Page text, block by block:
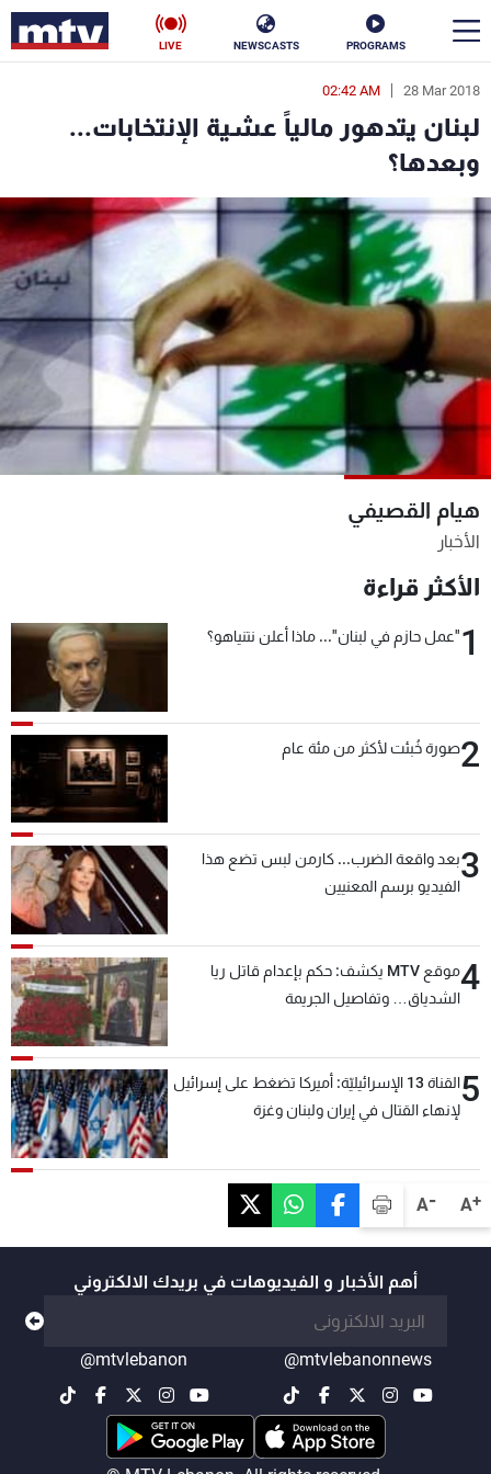
PROGRAMS
NEWSCASTS
LIVE
A+
A-
28 Mar 2018
02:42 AM
لبنان يتدهور مالياً عشية الإنتخابات...
وبعدها؟
هيام القصيفي
الأخبار
الأكثر قراءة
1"عمل حازم في لبنان"... ماذا أعلن نتنياهو؟
2صورة خُبئت لأكثر من مئة عام
3بعد واقعة الضرب... كارمن لبس تضع هذا
الفيديو برسم المعنيين
4
موقع MTV يكشف: حكم بإعدام قاتل ريا
الشدياق… وتفاصيل الجريمة
5
القناة 13 الإسرائيليّة: أميركا تضغط على إسرائيل
لإنهاء القتال في إيران ولبنان وغزة
أهم الأخبار و الفيديوهات في بريدك الالكتروني
@mtvlebanonnews
@mtvlebanon
en
الأخبار
سياسة ناس
إقتصاد فن
منوعات رياضة
كأس العالم
البرامج
جدول البرامج
شاهد البرامج
الترددات
الإنـتـاج
تواصل معنا